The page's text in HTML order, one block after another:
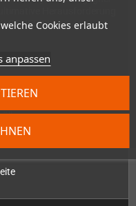
Cookies erlaubt
anpassen
Herausforderung
GENESIS!